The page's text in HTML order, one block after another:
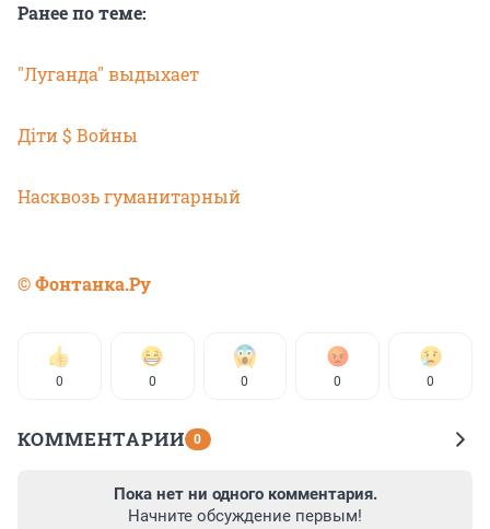
Ранее по теме:
"Луганда" выдыхает
Дiти $ Войны
Насквозь гуманитарный
© Фонтанка.Ру
0 0 0 0 0
КОММЕНТАРИИ 0
Пока нет ни одного комментария.
Начните обсуждение первым!